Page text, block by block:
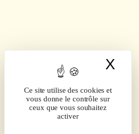
Ce site utilise des cookies et
vous donne le contrôle sur
ceux que vous souhaitez
activer
X